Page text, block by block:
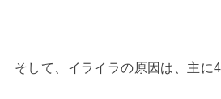
そして、イライラの原因は、主に4